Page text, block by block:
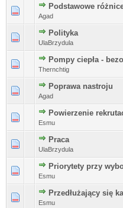
Podstawowe
Agad
Polityka
UlaBrzydula
Pompy ciepła -
Thernchtig
Poprawa nastroju
Agad
Powierzenie
Esmu
Praca
UlaBrzydula
Priorytety przy
Esmu
Przedłużający się
Esmu